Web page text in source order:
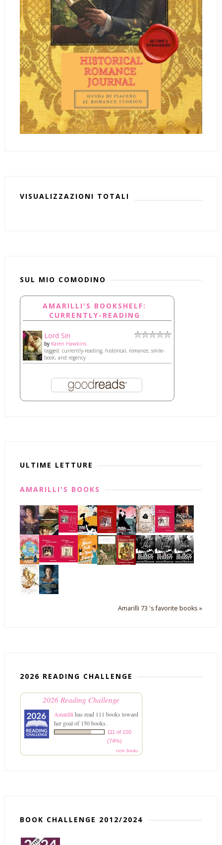
VISUALIZZAZIONI TOTALI
SUL MIO COMODINO
AMARILLI'S BOOKSHELF:
CURRENTLY-READING
Lord Sin
by Karen Hawkins
tagged: currently-reading, historical, romance, smile-
book, and regency
ULTIME LETTURE
AMARILLI'S BOOKS
Amarilli 73 's favorite books »
2026 READING CHALLENGE
2026 Reading Challenge
Amarillihas read 111 books toward
her goal of 150 books.
111 of 150
(74%)
view books
BOOK CHALLENGE 2012/2024